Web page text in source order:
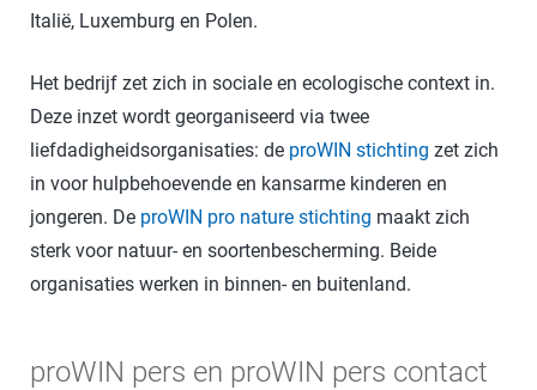
Italië, Luxemburg en Polen.
Het bedrijf zet zich in sociale en ecologische context in.
Deze inzet wordt georganiseerd via twee
liefdadigheidsorganisaties: de proWIN stichting zet zich
in voor hulpbehoevende en kansarme kinderen en
jongeren. De proWIN pro nature stichting maakt zich
sterk voor natuur- en soortenbescherming. Beide
organisaties werken in binnen- en buitenland.
proWIN pers en proWIN pers contact